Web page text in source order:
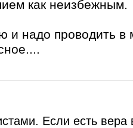
как неизбежным.
и надо проводить в
Если есть